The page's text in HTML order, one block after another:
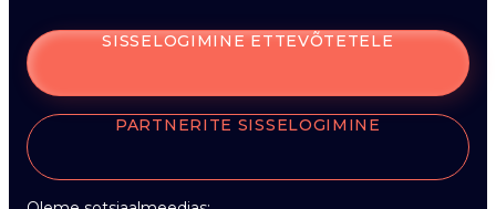
SISSELOGIMINE ETTEVÕTETELE
PARTNERITE SISSELOGIMINE